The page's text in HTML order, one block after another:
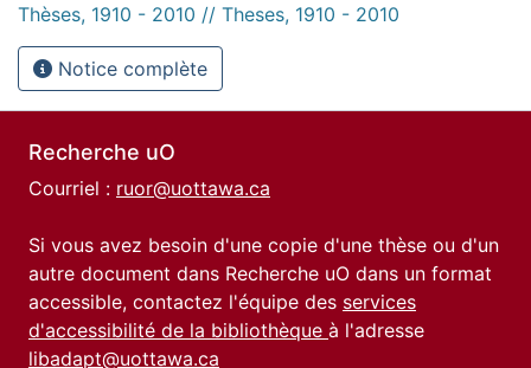
Thèses, 1910 - 2010 // Theses, 1910 - 2010
Notice complète
Recherche uO
Courriel : ruor@uottawa.ca
Si vous avez besoin d'une copie d'une thèse ou d'un
autre document dans Recherche uO dans un format
accessible, contactez l'équipe des services
d'accessibilité de la bibliothèque à l'adresse
libadapt@uottawa.ca